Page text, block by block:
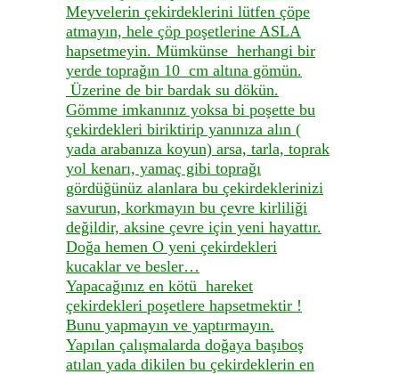
Meyvelerin çekirdeklerini lütfen çöpe
atmayın, hele çöp poşetlerine ASLA
hapsetmeyin. Mümkünse herhangi bir
yerde toprağın 10 cm altına gömün.
Üzerine de bir bardak su dökün.
Gömme imkanınız yoksa bi poşette bu
çekirdekleri biriktirip yanınıza alın (
yada arabanıza koyun) arsa, tarla, toprak
yol kenarı, yamaç gibi toprağı
gördüğünüz alanlara bu çekirdeklerinizi
savurun, korkmayın bu çevre kirliliği
değildir, aksine çevre için yeni hayattır.
Doğa hemen O yeni çekirdekleri
kucaklar ve besler…
Yapacağınız en kötü hareket
çekirdekleri poşetlere hapsetmektir !
Bunu yapmayın ve yaptırmayın.
Yapılan çalışmalarda doğaya başıboş
atılan yada dikilen bu çekirdeklerin en